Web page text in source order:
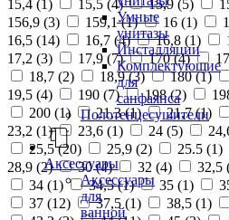
Умные
унитазы
Инсталляции
Комплектующие
для
санфаянса
Полотенцесушители
Аксессуары
Аксессуары
для
ванной
15,4 (1 ) 15,5 (4) 15,9 (5)
156,9 (3) 159,1 (1) 16 (1)
16,5 (14) 16,7 (4) 16,8 (1)
17,2 (3) 17,9 (7) 170 (4)
18,7 (2) 18,9 (3) 180 (1)
19,5 (4) 190 (7) 198 (2)
200 (1) 21,3 (1) 21,7 (1)
23,2 (1) 23,6 (1) 24 (5)
25,5 (20) 25,9 (2) 25.5 (1)
28,9 (2) 30 (4) 32 (4) 32,5
34 (1) 34,5 (1) 35 (1)
37 (12) 37,5 (1) 38,5 (1)